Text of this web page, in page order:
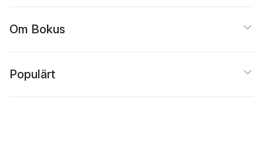
Om Bokus
Populärt